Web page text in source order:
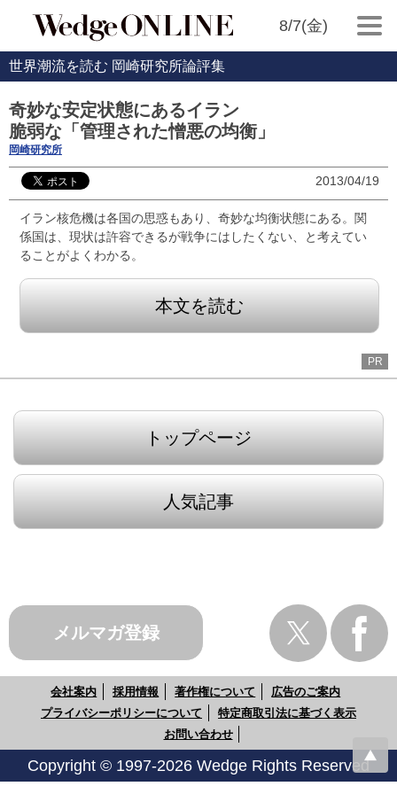
8/7(金)
世界潮流を読む 岡崎研究所論評集
奇妙な安定状態にあるイラン
脆弱な「管理された憎悪の均衡」
岡崎研究所
2013/04/19
イラン核危機は各国の思惑もあり、奇妙な均衡状態にある。関
係国は、現状は許容できるが戦争にはしたくない、と考えてい
ることがよくわかる。
本文を読む
PR
トップページ
人気記事
メルマガ登録
会社案内 採用情報 著作権について
広告のご案内
プライバシーポリシーについて
特定商取引法に基づく表示
お問い合わせ
Copyright © 1997-2026 Wedge Rights Reserved